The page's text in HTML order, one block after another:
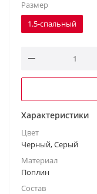
Размер
1.5-спальный
Характеристики
Цвет
Черный, Серый
Материал
Поплин
Состав